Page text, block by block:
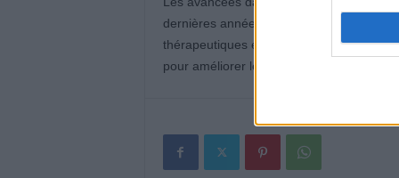
dernières années. Des thérapies ciblées,
thérapeutiques et des thérapies
pour améliorer le pronostic des patients.